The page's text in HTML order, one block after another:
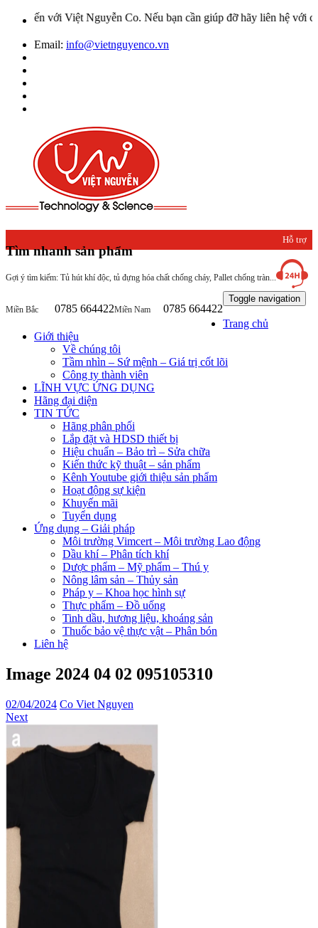
với Việt Nguyễn Co. Nếu bạn cần giúp đỡ hãy liên hệ với chúng tôi
Email: info@vietnguyenco.vn
Tìm nhanh sản phẩm
Gợi ý tìm kiếm: Tủ hút khí độc, tủ đựng hóa chất chống cháy, Pallet chống tràn...
Hỗ trợ
khách
hàng
Miền Bắc 0785 664422Miền Nam 0785 664422
Toggle navigation
Trang chủ
Giới thiệu
Về chúng tôi
Tầm nhìn – Sứ mệnh – Giá trị cốt lõi
Công ty thành viên
LĨNH VỰC ỨNG DỤNG
Hãng đại diện
TIN TỨC
Hãng phân phối
Lắp đặt và HDSD thiết bị
Hiệu chuẩn – Bảo trì – Sửa chữa
Kiến thức kỹ thuật – sản phẩm
Kênh Youtube giới thiệu sản phẩm
Hoạt động sự kiện
Khuyến mãi
Tuyển dụng
Ứng dụng – Giải pháp
Môi trường Vimcert – Môi trường Lao động
Dầu khí – Phân tích khí
Dược phẩm – Mỹ phẩm – Thú y
Nông lâm sản – Thủy sản
Pháp y – Khoa học hình sự
Thực phẩm – Đồ uống
Tinh dầu, hương liệu, khoáng sản
Thuốc bảo vệ thực vật – Phân bón
Liên hệ
Image 2024 04 02 095105310
02/04/2024 Co Viet Nguyen
Next